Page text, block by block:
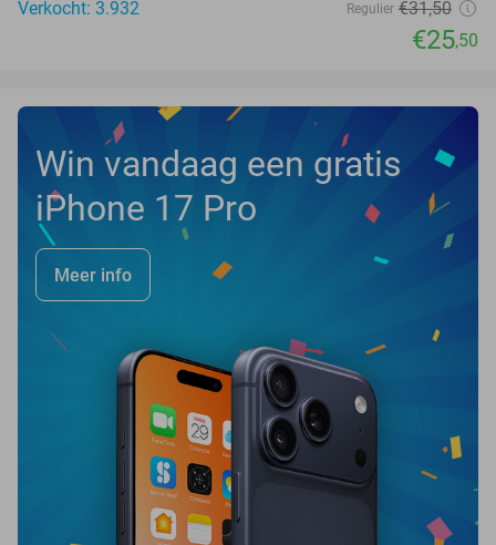
Verkocht: 3.932
Regulier €31,50
€25,50
Win vandaag een gratis
iPhone 17 Pro
Meer info